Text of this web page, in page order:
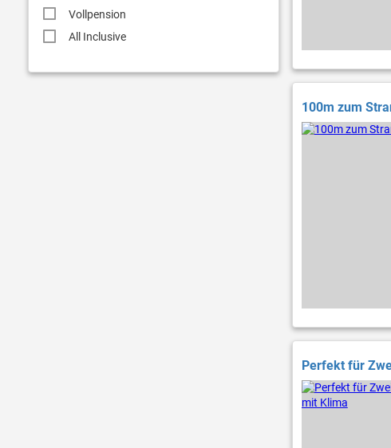
Vollpension
All Inclusive
100m zum
Perfekt für